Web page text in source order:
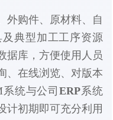
购件、原材料、自
典型加工工序资源
据库，方便使用人员
、在线浏览、对版本
系统与公司ERP系统
计初期即可充分利用